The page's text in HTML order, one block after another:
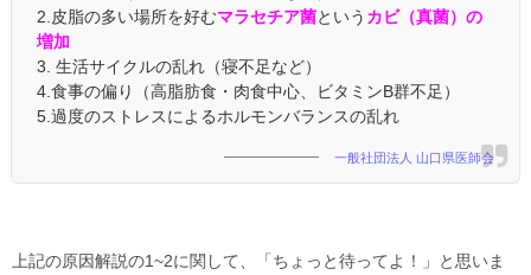
2.皮脂の多い場所を好むマラセチア菌という カビ（真菌）の
増加
3. 生活サイクルの乱れ（寝不足など）
4.食事の偏り（高脂肪食・肉食中心、ビタミンB群不足）
5.過度のストレスによるホルモンバランスの乱れ
一般社団法人 山口県医師会
上記の原因解説の1~2に関して、「ちょっと待ってよ！」と思いま